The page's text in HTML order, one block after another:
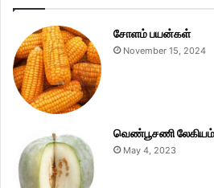
சோளம் பயன்கள்
November 15, 2024
வெண்பூசணி லேகியம்
May 4, 2023